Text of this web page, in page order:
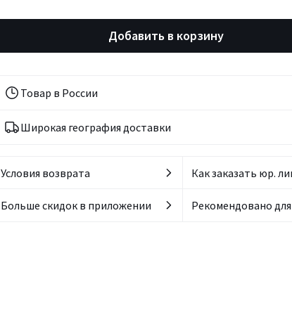
Добавить в корзину
Товар в России
Широкая география доставки
Условия возврата Как заказать юр.
Больше скидок в приложении Рекомендовано